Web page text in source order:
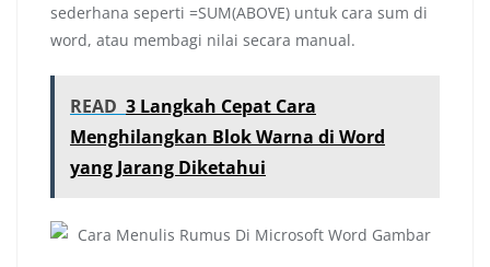
sederhana seperti =SUM(ABOVE) untuk cara sum di
word, atau membagi nilai secara manual.
READ 3 Langkah Cepat Cara
Menghilangkan Blok Warna di Word
yang Jarang Diketahui